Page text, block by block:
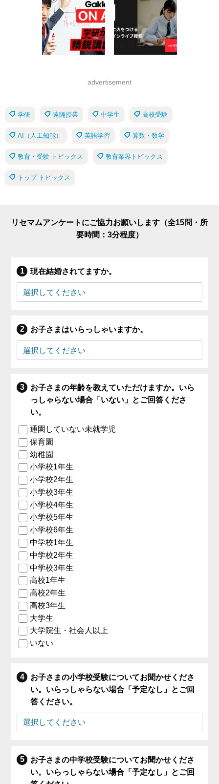
advertisement
学研 遠隔授業 中学生 高校受験
AI（人工知能） 英語学習 算数・数学
教育・受験 トピックス 教育業界トピックス
トップ トピックス
リセマムアンケートにご協力お願いします（全15問・所
要時間：3分程度）
現在結婚されてますか。
お子さまはいらっしゃいますか。
お子さまの年齢を教えていただけますか。いら
っしゃらない場合「いない」とご回答くださ
い。
通園していない未就学児
保育園
幼稚園
小学校1年生
小学校2年生
小学校3年生
小学校4年生
小学校5年生
小学校6年生
中学校1年生
中学校2年生
中学校3年生
高校1年生
高校2年生
高校3年生
大学生
大学院生・社会人以上
いない
お子さまの小学校受験についてお聞かせくださ
い。いらっしゃらない場合「予定なし」とご回
答ください。
お子さまの中学校受験についてお聞かせくださ
い。いらっしゃらない場合「予定なし」とご回